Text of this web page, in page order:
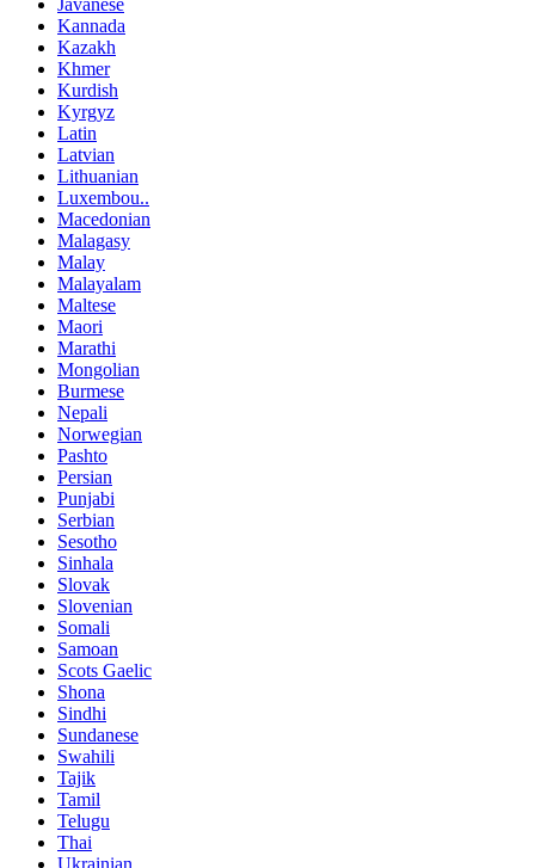
Javanese
Kannada
Kazakh
Khmer
Kurdish
Kyrgyz
Latin
Latvian
Lithuanian
Luxembou..
Macedonian
Malagasy
Malay
Malayalam
Maltese
Maori
Marathi
Mongolian
Burmese
Nepali
Norwegian
Pashto
Persian
Punjabi
Serbian
Sesotho
Sinhala
Slovak
Slovenian
Somali
Samoan
Scots Gaelic
Shona
Sindhi
Sundanese
Swahili
Tajik
Tamil
Telugu
Thai
Ukrainian